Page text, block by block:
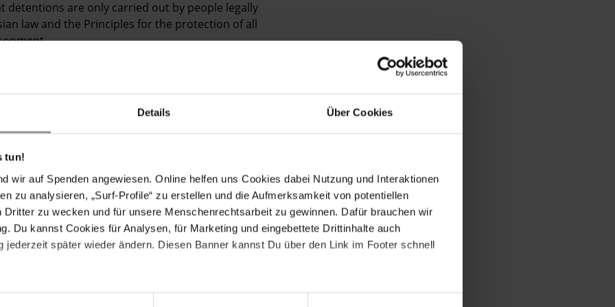
Details Über Cookies
tun!
wir auf Spenden angewiesen. Online helfen uns Cookies dabei Nutzung und Interaktionen
zu analysieren, „Surf-Profile“ zu erstellen und die Aufmerksamkeit von potentiellen
Dritter zu wecken und für unsere Menschenrechtsarbeit zu gewinnen. Dafür brauchen wir
Du kannst Cookies für Analysen, für Marketing und eingebettete Drittinhalte auch
jederzeit später wieder ändern. Diesen Banner kannst Du über den Link im Footer schnell
are only carried out by people legally
law and the Principles for the protection of all
harassment and intimidation of the Orang Asli,
others covering the protests.
expression and peaceful assembly of Indigenous
is detained solely for their peaceful human rights
der Orang Asli der Temiar im nördlichen
hatten eine Blockade errichtet, um ihr
die sie durch die von der Regierung des
in Gefahr sehen. Am nächsten Tag, dem 24.
der Orang Asli sowie zwei Journalisten inhaftiert.